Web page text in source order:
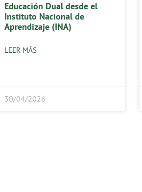
Educación Dual desde el
Instituto Nacional de
Aprendizaje (INA)
LEER MÁS
30/04/2026